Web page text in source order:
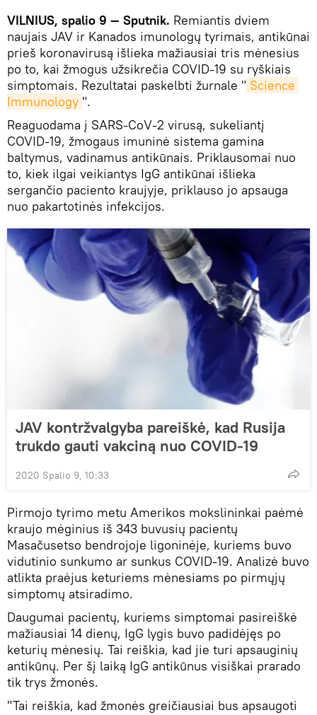
VILNIUS, spalio 9 — Sputnik. Remiantis dviem
naujais JAV ir Kanados imunologų tyrimais, antikūnai
prieš koronavirusą išlieka mažiausiai tris mėnesius
po to, kai žmogus užsikrečia COVID-19 su ryškiais
simptomais. Rezultatai paskelbti žurnale " Science
Immunology ".
Reaguodama į SARS-CoV-2 virusą, sukeliantį
COVID-19, žmogaus imuninė sistema gamina
baltymus, vadinamus antikūnais. Priklausomai nuo
to, kiek ilgai veikiantys IgG antikūnai išlieka
sergančio paciento kraujyje, priklauso jo apsauga
nuo pakartotinės infekcijos.
JAV kontržvalgyba pareiškė, kad Rusija
trukdo gauti vakciną nuo COVID-19
2020 Spalio 9, 10:33
Pirmojo tyrimo metu Amerikos mokslininkai paėmė
kraujo mėginius iš 343 buvusių pacientų
Masačusetso bendrojoje ligoninėje, kuriems buvo
vidutinio sunkumo ar sunkus COVID-19. Analizė buvo
atlikta praėjus keturiems mėnesiams po pirmųjų
simptomų atsiradimo.
Daugumai pacientų, kuriems simptomai pasireiškė
mažiausiai 14 dienų, IgG lygis buvo padidėjęs po
keturių mėnesių. Tai reiškia, kad jie turi apsauginių
antikūnų. Per šį laiką IgG antikūnus visiškai prarado
tik trys žmonės.
"Tai reiškia, kad žmonės greičiausiai bus apsaugoti